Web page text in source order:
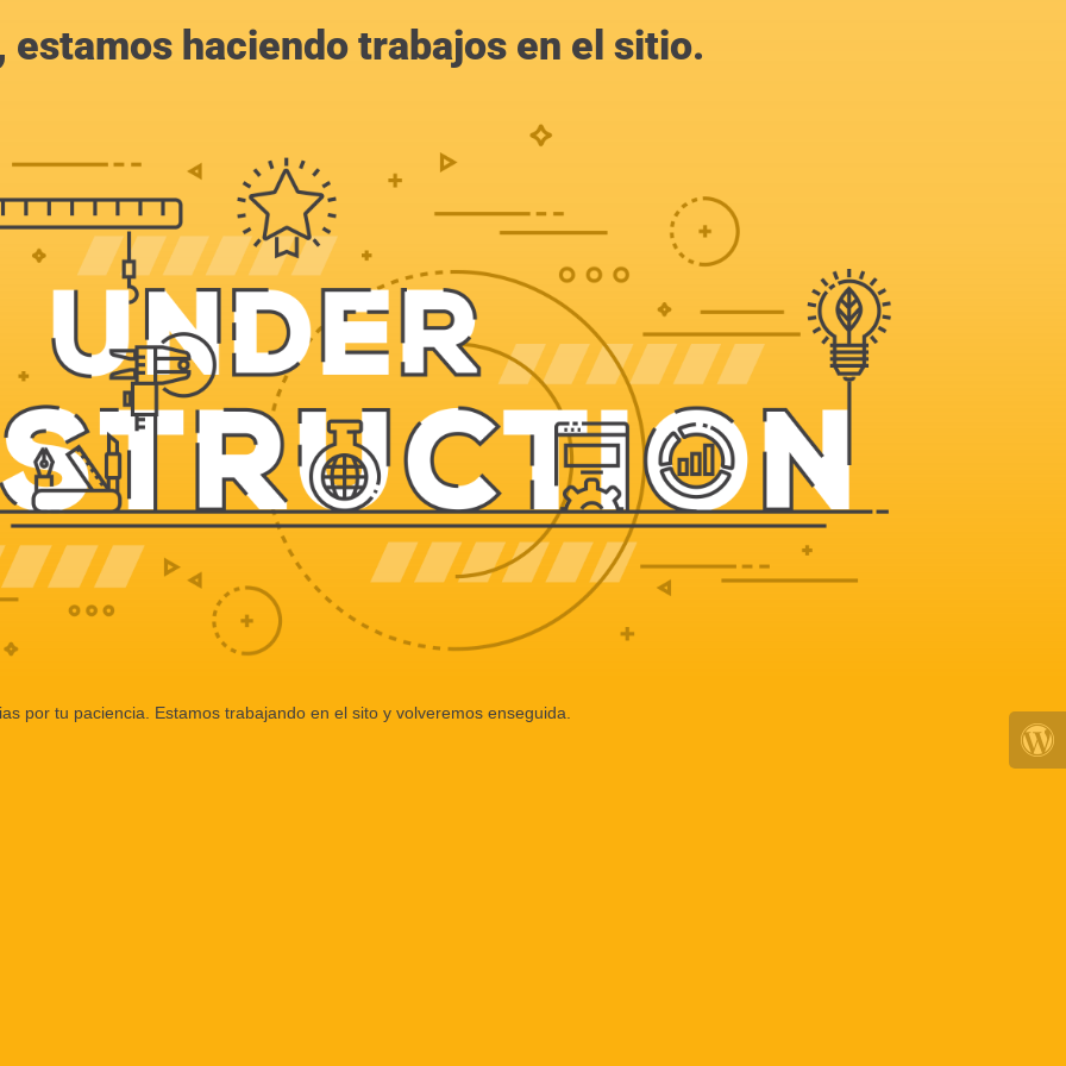
estamos haciendo trabajos en el sitio.
por tu paciencia. Estamos trabajando en el sito y volveremos enseguida.